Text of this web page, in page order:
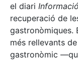
el diari
recuperació de
gastronòmiques.
més rellevants
gastronòmic